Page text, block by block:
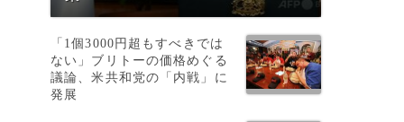
「1個3000円超もすべきでは
ない」ブリトーの価格めぐる
議論、米共和党の「内戦」に
発展